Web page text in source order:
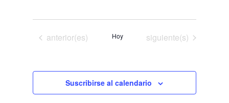
Eventos
anterior(es) Hoy Eventos
siguiente(s)
Suscribirse al calendario